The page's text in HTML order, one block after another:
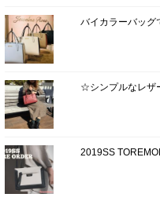
バイカラーバッ
☆シンプルなレザ
2019SS